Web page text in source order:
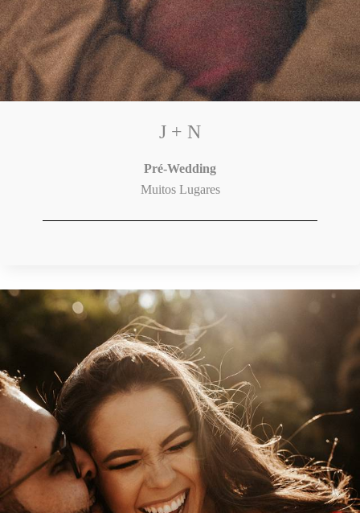
J + N
Pré-Wedding
Muitos Lugares